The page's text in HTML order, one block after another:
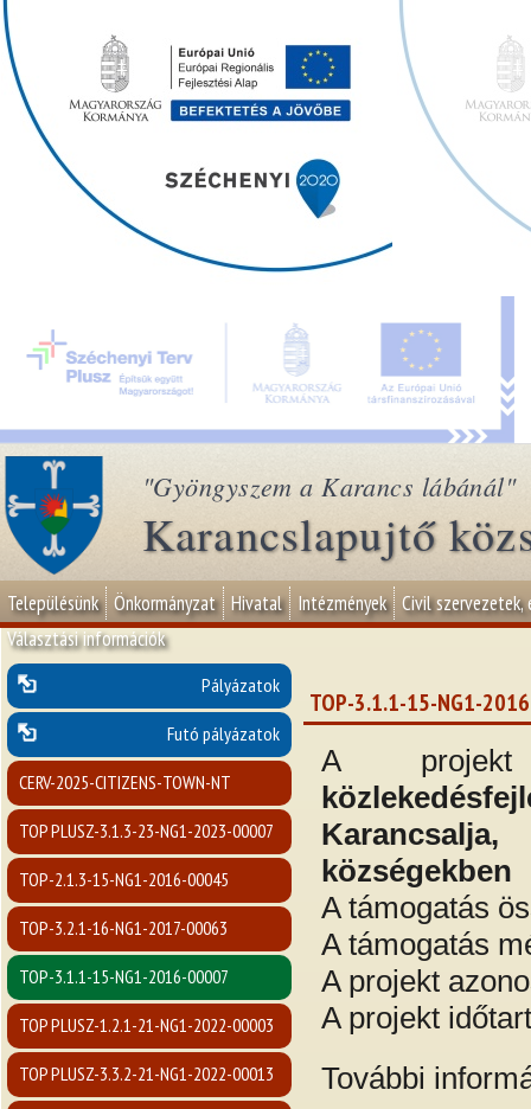
"Gyöngyszem a Karancs lábánál"
Karancslapujtő
Településünk Önkormányzat Hivatal Intézmények Civil szervezetek,
Választási információk
Pályázatok
Futó pályázatok
CERV-2025-CITIZENS-TOWN-NT
TOP PLUSZ-3.1.3-23-NG1-2023-00007
TOP-2.1.3-15-NG1-2016-00045
TOP-3.2.1-16-NG1-2017-00063
TOP-3.1.1-15-NG1-2016-00007
TOP PLUSZ-1.2.1-21-NG1-2022-00003
TOP PLUSZ-3.3.2-21-NG1-2022-00013
TOP-3.1.1-15-NG1-
A
községekben
A támogatás
A támogatás
A projekt
A projekt
További